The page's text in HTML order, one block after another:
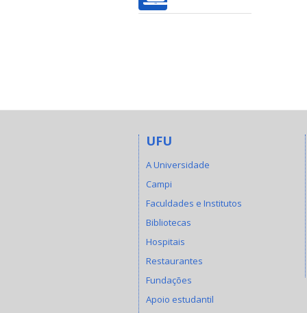
UFU
A Universidade
Campi
Faculdades e Institutos
Bibliotecas
Hospitais
Restaurantes
Fundações
Apoio estudantil